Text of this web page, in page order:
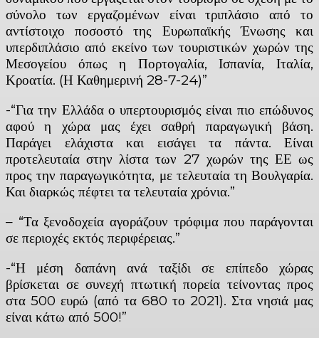
σύνολο των εργαζομένων είναι τριπλάσιο από το
αντίστοιχο ποσοστό της Ευρωπαϊκής Ένωσης και
υπερδιπλάσιο από εκείνο των τουριστικών χωρών της
Μεσογείου όπως η Πορτογαλία, Ισπανία, Ιταλία,
Κροατία. (Η Καθημερινή 28-7-24)”
-“Για την Ελλάδα ο υπερτουρισμός είναι πιο επώδυνος
αφού η χώρα μας έχει σαθρή παραγωγική βάση.
Παράγει ελάχιστα και εισάγει τα πάντα. Είναι
προτελευταία στην λίστα των 27 χωρών της ΕΕ ως
προς την παραγωγικότητα, με τελευταία τη Βουλγαρία.
Και διαρκώς πέφτει τα τελευταία χρόνια.”
– “Τα ξενοδοχεία αγοράζουν τρόφιμα που παράγονται
σε περιοχές εκτός περιφέρειας.”
-“Η μέση δαπάνη ανά ταξίδι σε επίπεδο χώρας
βρίσκεται σε συνεχή πτωτική πορεία τείνοντας προς
στα 500 ευρώ (από τα 680 το 2021). Στα νησιά μας
είναι κάτω από 500!”